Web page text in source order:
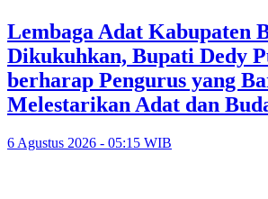
Lembaga Adat Kabupaten
Dikukuhkan, Bupati Dedy
berharap Pengurus yang
Melestarikan Adat dan
6 Agustus 2026 - 05:15 WIB